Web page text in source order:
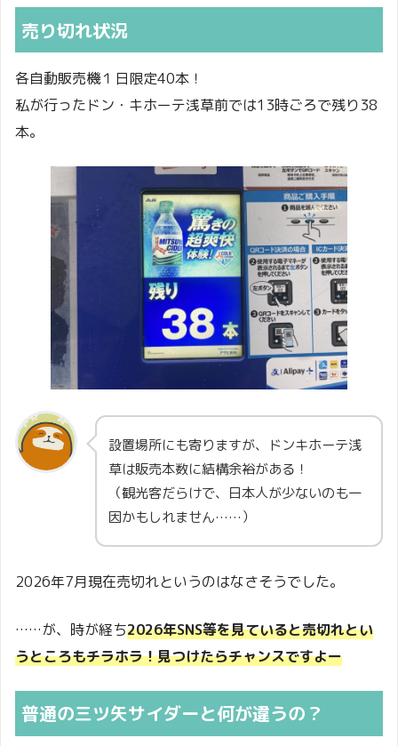
栃木
県
おやまゆうえんハーヴェストウォー
ク
埼玉
県
MEGA ドンキホーテ三郷店
県
東京
都
デックス東京ビーチジョイポリス入
東京
都
ドンキホーテ浅草店
静岡
県
駿河健康ランド1Ｆ
県
浜名湖パルパル
愛知
大泉寺温泉 福の湯2Ｆ
ヤマサンパーキング南伊勢町駐車場
県
山口
県
徳島
売り切れ状況
各自動販売機１日限定40本！
私が行ったドン・キホーテ浅草前では13時ごろで残り38
本。
設置場所にも寄りますが、ドンキホーテ浅
草は販売本数に結構余裕がある！
（観光客だらけで、日本人が少ないのも一
因かもしれません……）
2026年7月現在売切れというのはなさそうでした。
……が、時が経ち2026年SNS等を見ていると売切れとい
うところもチラホラ！見つけたらチャンスですよー
普通の三ツ矢サイダーと何が違うの？